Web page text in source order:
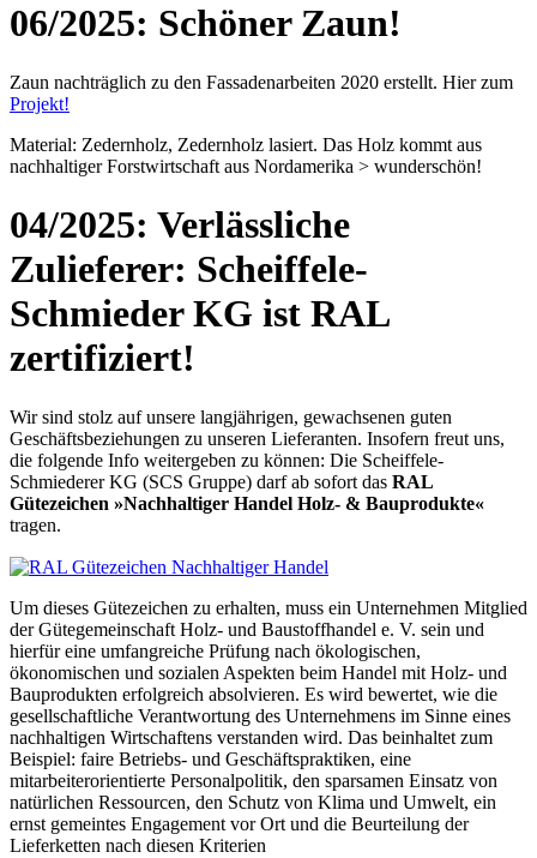
06/2025: Schöner Zaun!
Zaun nachträglich zu den Fassadenarbeiten 2020 erstellt. Hier zum
Projekt!
Material: Zedernholz, Zedernholz lasiert. Das Holz kommt aus
nachhaltiger Forstwirtschaft aus Nordamerika > wunderschön!
04/2025: Verlässliche
Zulieferer: Scheiffele-
Schmieder KG ist RAL
zertifiziert!
Wir sind stolz auf unsere langjährigen, gewachsenen guten
Geschäftsbeziehungen zu unseren Lieferanten. Insofern freut uns,
die folgende Info weitergeben zu können: Die Scheiffele-
Schmiederer KG (SCS Gruppe) darf ab sofort das RAL
Gütezeichen »Nachhaltiger Handel Holz- & Bauprodukte«
tragen.
Um dieses Gütezeichen zu erhalten, muss ein Unternehmen Mitglied
der Gütegemeinschaft Holz- und Baustoffhandel e. V. sein und
hierfür eine umfangreiche Prüfung nach ökologischen,
ökonomischen und sozialen Aspekten beim Handel mit Holz- und
Bauprodukten erfolgreich absolvieren. Es wird bewertet, wie die
gesellschaftliche Verantwortung des Unternehmens im Sinne eines
nachhaltigen Wirtschaftens verstanden wird. Das beinhaltet zum
Beispiel: faire Betriebs- und Geschäftspraktiken, eine
mitarbeiterorientierte Personalpolitik, den sparsamen Einsatz von
natürlichen Ressourcen, den Schutz von Klima und Umwelt, ein
ernst gemeintes Engagement vor Ort und die Beurteilung der
Lieferketten nach diesen Kriterien